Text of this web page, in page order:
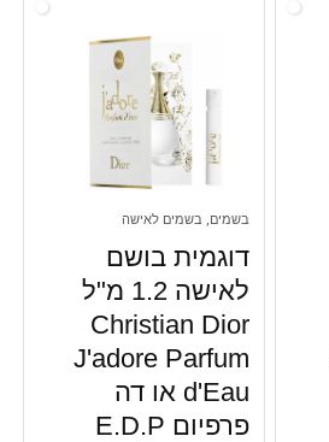
בשמים, בשמים לאישה
דוגמית בושם
לאישה 1.2 מ"ל
Christian Dior
J'adore Parfum
d'Eau או דה
פרפיום E.D.P